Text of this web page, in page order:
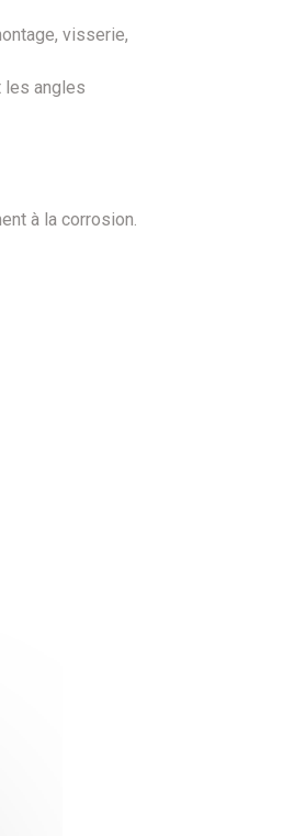
visserie,
les angles
à la corrosion.